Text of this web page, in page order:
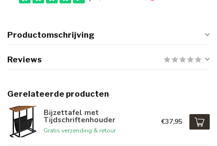
Productomschrijving
Reviews
Gerelateerde producten
Bijzettafel met
Tijdschriftenhouder
Gratis verzending & retour
€37,95